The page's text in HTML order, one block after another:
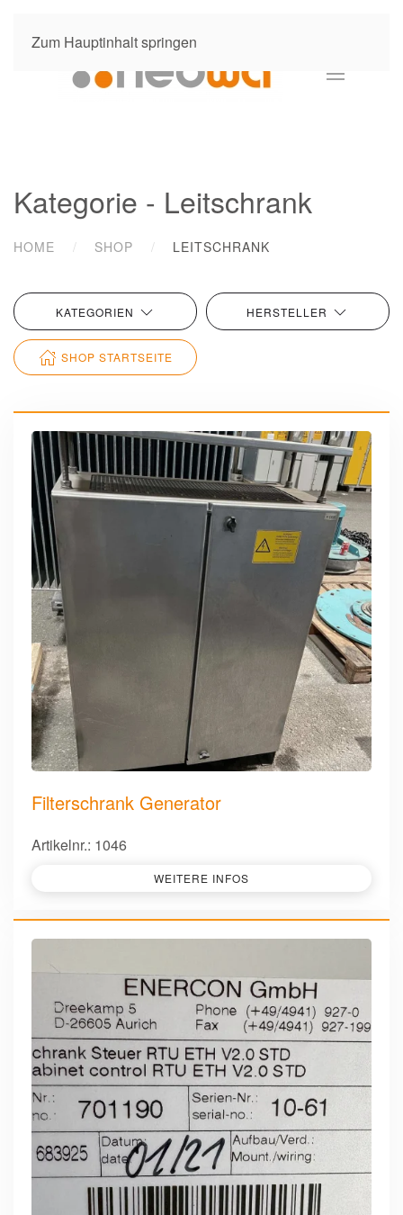
Zum Hauptinhalt springen
Kategorie - Leitschrank
HOME SHOP LEITSCHRANK
KATEGORIEN HERSTELLER
SHOP STARTSEITE
Filterschrank Generator
Artikelnr.: 1046
WEITERE INFOS